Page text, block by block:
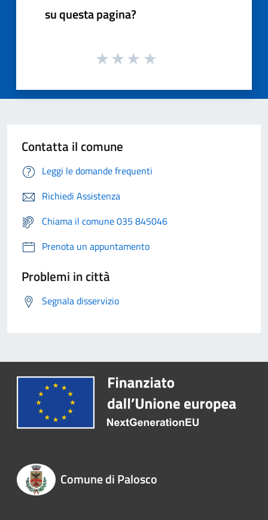
su questa pagina?
Contatta il comune
Leggi le domande frequenti
Richiedi Assistenza
Chiama il comune 035 845046
Prenota un appuntamento
Problemi in città
Segnala disservizio
Comune di Palosco